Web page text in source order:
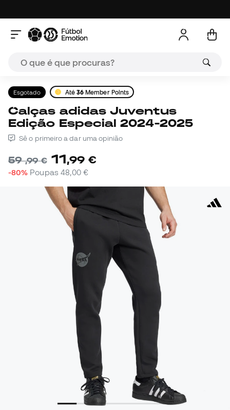
Esgotado Até 36 Member Points
Calças adidas Juventus
Edição Especial 2024-2025
Sê o primeiro a dar uma opinião
59,99 € 11,99 €
-80% Poupas 48,00 €